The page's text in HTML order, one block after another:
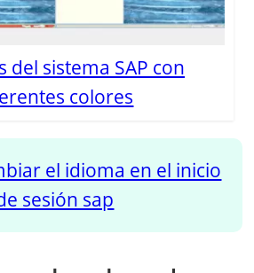
del sistema SAP con
colores
el idioma en el inicio
sesión sap